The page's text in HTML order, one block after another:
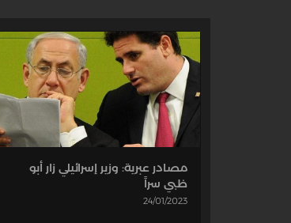
مصادر عبرية: وزير إسرائيلي زار أبو
ظبي سراً
24/01/2023